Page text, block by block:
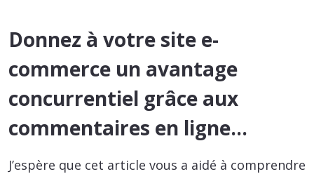
Donnez à votre site e-
commerce un avantage
concurrentiel grâce aux
commentaires en ligne…
J’espère que cet article vous a aidé à comprendre